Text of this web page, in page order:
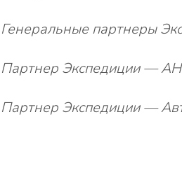
Генеральные партнеры
Партнер Экспедиции —
Партнер Экспедиции —